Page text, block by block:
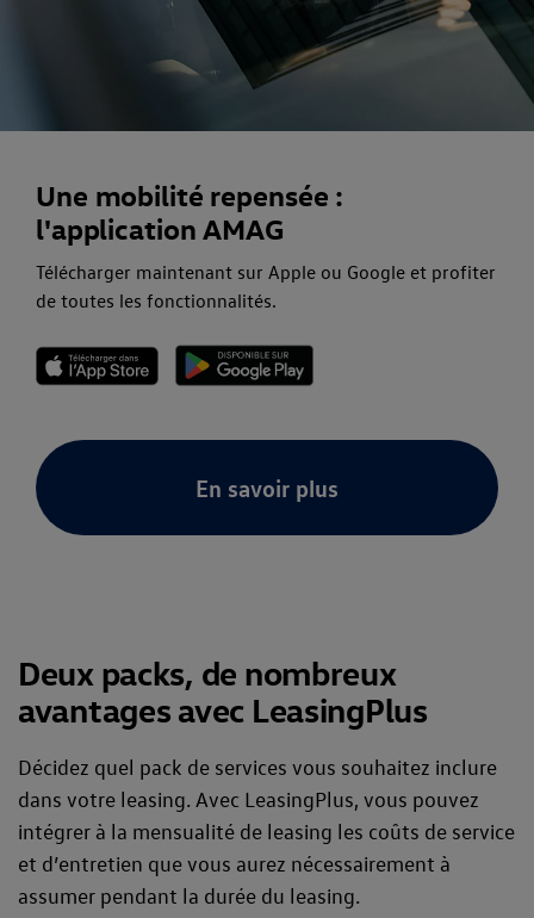
Une mobilité repensée :
l'application AMAG
Télécharger maintenant sur Apple ou Google et profiter
de toutes les fonctionnalités.
En savoir plus
Deux packs, de nombreux
avantages avec LeasingPlus
Décidez quel pack de services vous souhaitez inclure
dans votre leasing. Avec LeasingPlus, vous pouvez
intégrer à la mensualité de leasing les coûts de service
et d’entretien que vous aurez nécessairement à
assumer pendant la durée du leasing.